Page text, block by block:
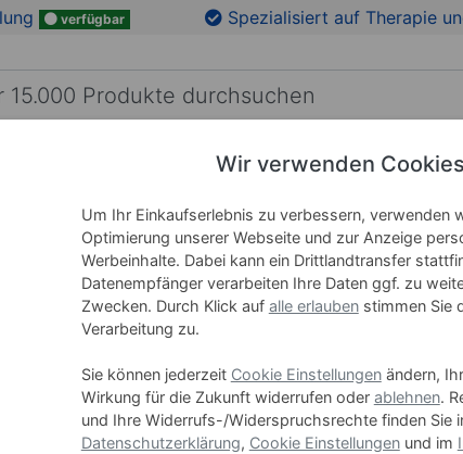
springen Zu den Produktbildern springen
verfügbar Spezialisiert auf Therapie
LEHRMITTEL WELLNESS
Wir verwenden Cookies
Um Ihr Einkaufserlebnis zu verbessern, verwenden
Optimierung unserer Webseite und zur Anzeige
Werbeinhalte. Dabei kann ein Drittlandtransfer
Datenempfänger verarbeiten Ihre Daten ggf. zu
Zwecken. Durch Klick auf alle erlaubenstimmen Sie
Verarbeitung zu.
Sie können jederzeit Cookie Einstellungenändern,
Wirkung für die Zukunft widerrufen oder ablehnen.
und Ihre Widerrufs-/Widerspruchsrechte finden Sie
Datenschutzerklärung, Cookie Einstellungenund im